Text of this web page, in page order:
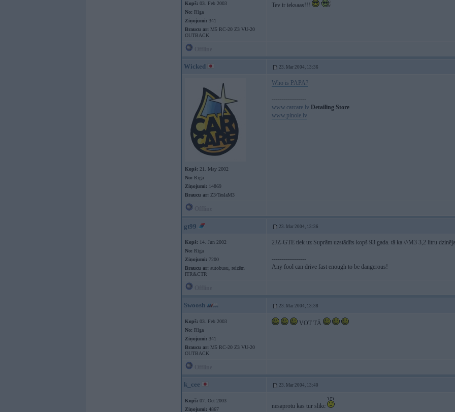
Kopš: 03. Feb 2003
No: Rīga
Ziņojumi: 341
Braucu ar: M5 RC-20 Z3 VU-20
OUTBACK
Tev ir ieksaas!!!
Wicked 23. Mar 2004, 13:36
Kopš: 21. May 2002
No: Rīga
Ziņojumi: 14869
Braucu ar: Z3/TeslaM3
Who is PAPA?
-----------------
www.carcare.lv Detailing Store
www.pinole.lv
gt99 23. Mar 2004, 13:36
Kopš: 14. Jun 2002
No: Rīga
Ziņojumi: 7200
Braucu ar: autobusu, reizēm
ITR&CTR
2JZ-GTE tiek uz Suprām uzstādīts kopš 93 gada. tā ka ///M3 3,2 litru
-----------------
Any fool can drive fast enough to be dangerous!
Swoosh 23. Mar 2004, 13:38
Kopš: 03. Feb 2003
No: Rīga
Ziņojumi: 341
Braucu ar: M5 RC-20 Z3 VU-20
OUTBACK
VOT TĀ
k_cee 23. Mar 2004, 13:40
Kopš: 07. Oct 2003
Ziņojumi: 4867
nesaprotu kas tur slikc